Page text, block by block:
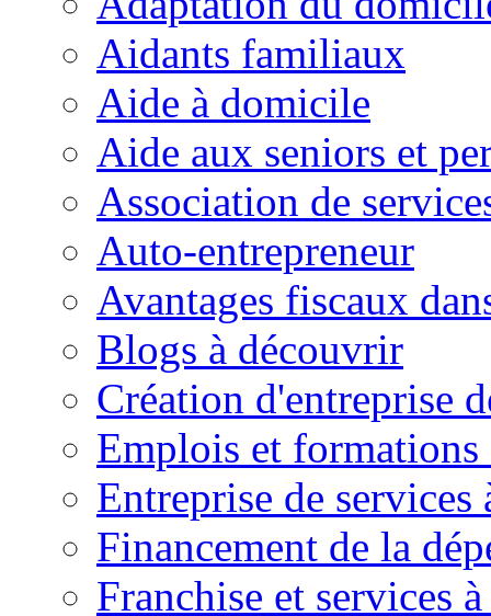
Aidants familiaux
Aide à domicile
Aide aux seniors et
Association de
Auto-entrepreneur
Avantages fiscaux
Blogs à découvrir
Création d'entreprise
Emplois et formations
Entreprise de services
Financement de la
Franchise et services